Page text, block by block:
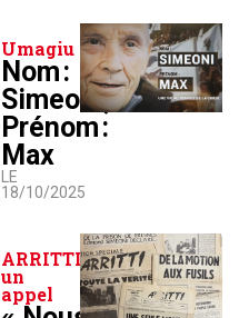
Umagiu
Nom :
Simeoni,
Prénom :
Max
LE
18/10/2025
ARRITTI lance
un
appel